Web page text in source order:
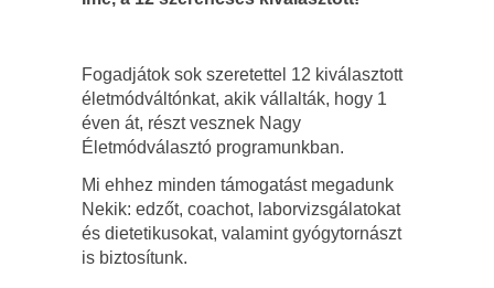
Fogadjátok sok szeretettel 12 kiválasztott
életmódváltónkat, akik vállalták, hogy 1
éven át, részt vesznek Nagy
Életmódválasztó programunkban.
Mi ehhez minden támogatást megadunk
Nekik: edzőt, coachot, laborvizsgálatokat
és dietetikusokat, valamint gyógytornászt
is biztosítunk.